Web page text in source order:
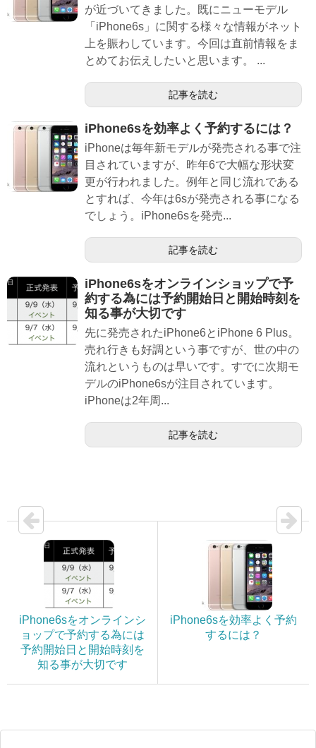
が近づいてきました。既にニューモデル
「iPhone6s」に関する様々な情報がネット
上を賑わしています。今回は直前情報をま
とめてお伝えしたいと思います。 ...
記事を読む
iPhone6sを効率よく予約するには？
iPhoneは毎年新モデルが発売される事で注
目されていますが、昨年6で大幅な形状変
更が行われました。例年と同じ流れである
とすれば、今年は6sが発売される事になる
でしょう。iPhone6sを発売...
記事を読む
iPhone6sをオンラインショップで予
約する為には予約開始日と開始時刻を
知る事が大切です
先に発売されたiPhone6とiPhone 6 Plus。
売れ行きも好調という事ですが、世の中の
流れというものは早いです。すでに次期モ
デルのiPhone6sが注目されています。
iPhoneは2年周...
記事を読む
iPhone6sをオンラインシ
ョップで予約する為には
予約開始日と開始時刻を
知る事が大切です
iPhone6sを効率よく予約
するには？